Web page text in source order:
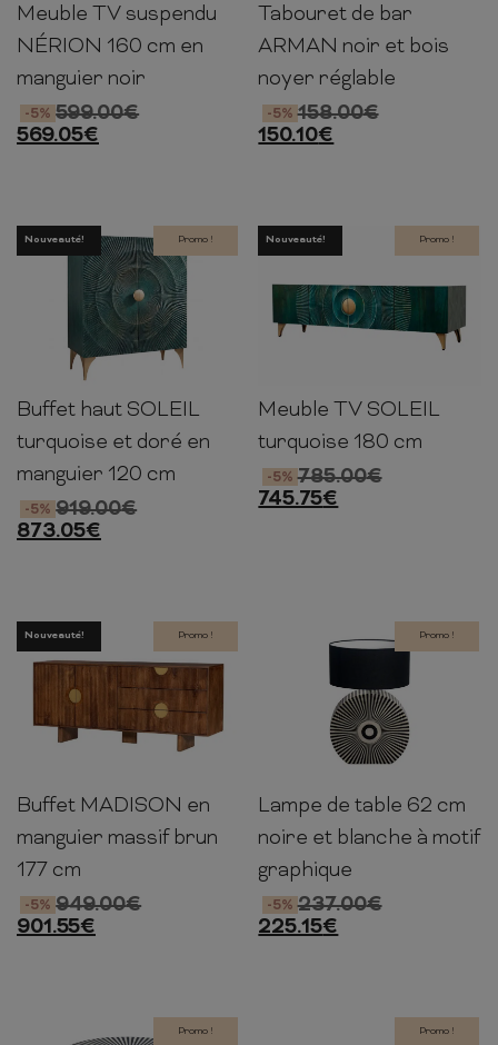
30cm 160cm 35cm
Meuble TV suspendu
NÉRION 160 cm en
manguier noir
599.00€
-5%
569.05€
89-111cm 48cm
Tabouret de bar
ARMAN noir et bois
noyer réglable
158.00€
-5%
150.10€
Nouveauté! Promo !
120cm 100cm
Buffet haut SOLEIL
turquoise et doré en
manguier 120 cm
919.00€
-5%
873.05€
Nouveauté! Promo !
55cm 180cm
Meuble TV SOLEIL
turquoise 180 cm
785.00€
-5%
745.75€
Nouveauté! Promo !
76cm 177cm 38cm
Buffet MADISON en
manguier massif brun
177 cm
949.00€
-5%
901.55€
Promo !
65cm 40cm 40cm
Lampe de table 62 cm
noire et blanche à motif
graphique
237.00€
-5%
225.15€
Promo ! Promo !